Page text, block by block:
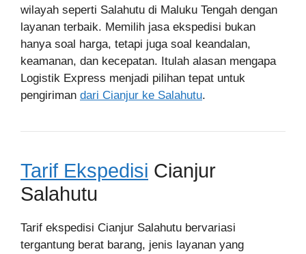
wilayah seperti Salahutu di Maluku Tengah dengan
layanan terbaik. Memilih jasa ekspedisi bukan
hanya soal harga, tetapi juga soal keandalan,
keamanan, dan kecepatan. Itulah alasan mengapa
Logistik Express menjadi pilihan tepat untuk
pengiriman dari Cianjur ke Salahutu.
Tarif Ekspedisi Cianjur
Salahutu
Tarif ekspedisi Cianjur Salahutu bervariasi
tergantung berat barang, jenis layanan yang